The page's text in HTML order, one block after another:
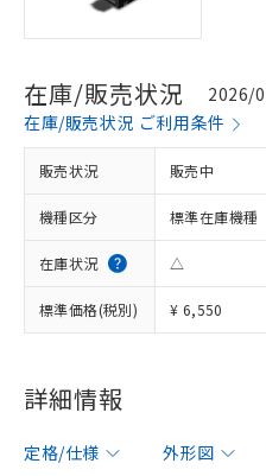
在庫/販売状況
2026/
在庫/販売状況 ご利用条件
販売状況 販売中
機種区分 標準在庫機種
在庫状況 △
標準価格(税別) ¥ 6,550
詳細情報
定格/仕様 外形図